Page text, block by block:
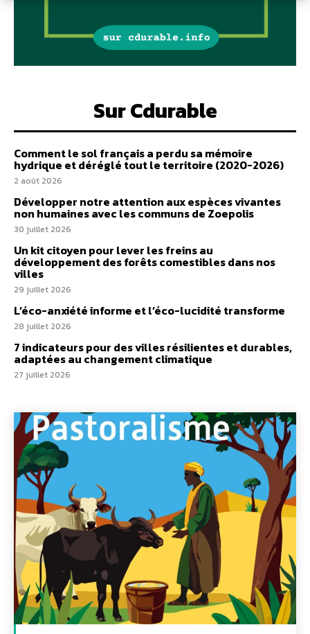
Sur Cdurable
Comment le sol français a perdu sa mémoire
hydrique et déréglé tout le territoire (2020-2026)
2 août 2026
Développer notre attention aux espèces vivantes
non humaines avec les communs de Zoepolis
30 juillet 2026
Un kit citoyen pour lever les freins au
développement des forêts comestibles dans nos
villes
29 juillet 2026
L’éco-anxiété informe et l’éco-lucidité transforme
28 juillet 2026
7 indicateurs pour des villes résilientes et durables,
adaptées au changement climatique
27 juillet 2026